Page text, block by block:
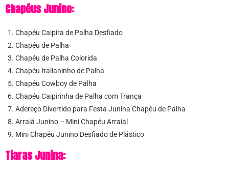
Chapéus Junino:
Chapéu Caipira de Palha Desfiado
Chapéu de Palha
Chapéu de Palha Colorida
Chapéu Italianinho de Palha
Chapéu Cowboy de Palha
Chapéu Caipirinha de Palha com Trança
Adereço Divertido para Festa Junina Chapéu de Palha
Arraiá Junino – Mini Chapéu Arraial
Mini Chapéu Junino Desfiado de Plástico
Tiaras Junina: